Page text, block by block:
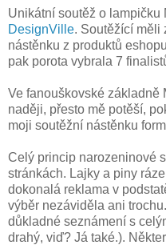
Unikátní soutěž o lampičku
DesignVille. Soutěžící měli
nástěnku z produktů
pak porota vybrala 7
Ve fanouškovské základně
naději, přesto mě potěší,
moji soutěžní nástěnku
Celý princip narozeninové
stránkách. Lajky a piny
dokonalá reklama v
výběr nezáviděla ani
důkladné seznámení s
drahý, viď? Já také.).